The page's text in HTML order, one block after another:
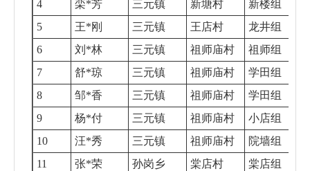
4
栾*芳 三元镇 新塘村
新楼组
5
王*刚 三元镇 王店村
龙井组
6
刘*林 三元镇 祖师庙村
祖师组
7
舒*琼 三元镇 祖师庙村
学田组
8
邹*香 三元镇 祖师庙村
学田组
9
杨*付 三元镇 祖师庙村
小店组
10
汪*秀 三元镇 祖师庙村
院墙组
11
张*荣 孙岗乡 棠店村
棠店组